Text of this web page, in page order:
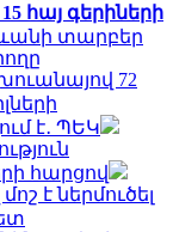
հայ գերիների
տարբեր
72
է․ ՊԵԿ
հարցով
է ներմուծել